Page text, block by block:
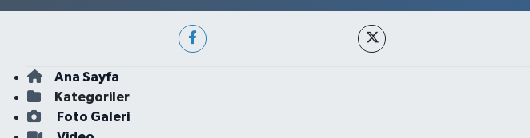
Ana Sayfa
Kategoriler
Foto Galeri